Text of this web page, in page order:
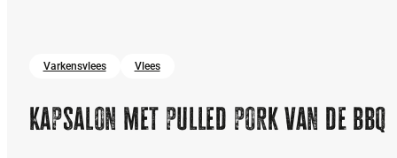
Varkensvlees Vlees
Kapsalon met pulled pork van de bbq